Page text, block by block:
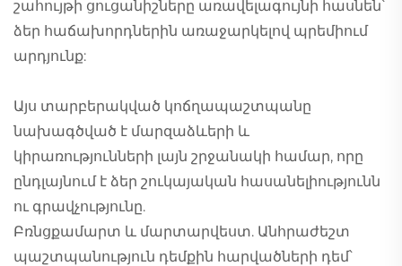
շահույթի ցուցանիշները առավելագույնի հասնեն՝
ձեր հաճախորդներին առաջարկելով պրեմիում
արդյունք:
Այս տարբերակված կոճղապաշտպանը
նախագծված է մարզաձևերի և
կիրառությունների լայն շրջանակի համար, որը
ընդլայնում է ձեր շուկայական հասանելիությունն
ու գրավչությունը.
Բռնցքամարտ և մարտարվեստ. Անհրաժեշտ
պաշտպանություն դեմքին հարվածների դեմ՝